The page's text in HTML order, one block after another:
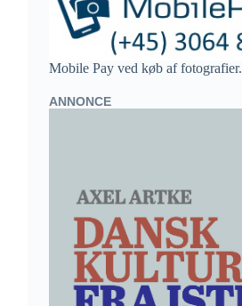
Mobile Pay ved køb af fotografier.
ANNONCE